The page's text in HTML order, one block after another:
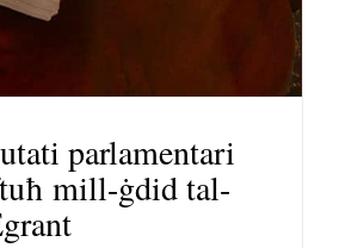
parlamentari
mill-ġdid tal-